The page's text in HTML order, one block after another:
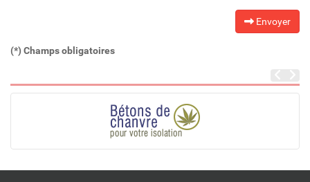
Envoyer
(*) Champs obligatoires